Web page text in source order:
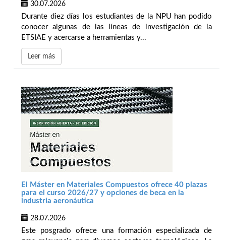
30.07.2026
Durante diez días los estudiantes de la NPU han podido
conocer algunas de las líneas de investigación de la
ETSIAE y acercarse a herramientas y...
Leer más
El Máster en Materiales Compuestos ofrece 40 plazas
para el curso 2026/27 y opciones de beca en la
industria aeronáutica
28.07.2026
Este posgrado ofrece una formación especializada de